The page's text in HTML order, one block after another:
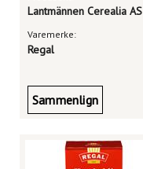
Lantmännen Cerealia AS
Varemerke:
Regal
Sammenlign